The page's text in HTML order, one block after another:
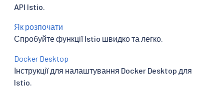
API Istio.
Як розпочати
Спробуйте функції Istio швидко та легко.
Docker Desktop
Інструкції для налаштування Docker Desktop для
Istio.